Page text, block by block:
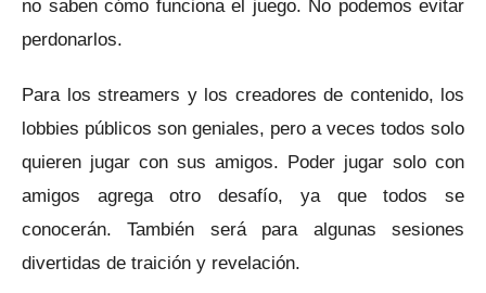
no saben cómo funciona el juego. No podemos evitar
perdonarlos.
Para los streamers y los creadores de contenido, los
lobbies públicos son geniales, pero a veces todos solo
quieren jugar con sus amigos. Poder jugar solo con
amigos agrega otro desafío, ya que todos se
conocerán.También será para algunas sesiones
divertidas de traición y revelación.